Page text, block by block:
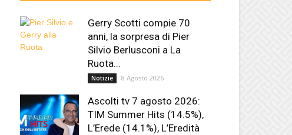
Gerry Scotti compie 70
anni, la sorpresa di Pier
Silvio Berlusconi a La
Ruota...
Notizie 8 Agosto 2026
Ascolti tv 7 agosto 2026:
TIM Summer Hits (14.5%),
L’Erede (14.1%), L’Eredità